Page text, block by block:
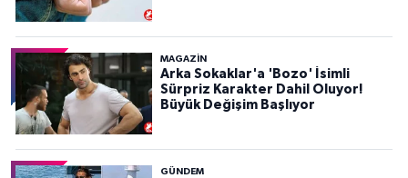
MAGAZİN
Arka Sokaklar'a 'Bozo' İsimli
Sürpriz Karakter Dahil Oluyor!
Büyük Değişim Başlıyor
GÜNDEM